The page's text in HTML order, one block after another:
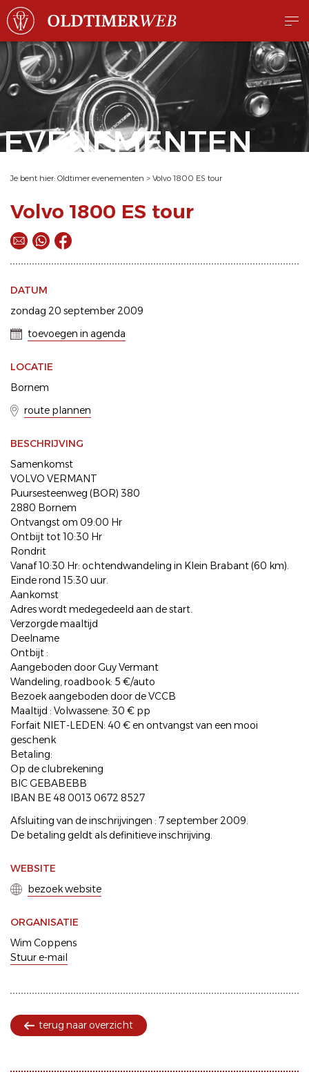
EVENEMENTEN
Je bent hier: Oldtimer evenementen > Volvo 1800 ES tour
Volvo 1800 ES tour
DATUM
zondag 20 september 2009
toevoegen in agenda
LOCATIE
Bornem
route plannen
BESCHRIJVING
Samenkomst
VOLVO VERMANT
Puursesteenweg (BOR) 380
2880 Bornem
Ontvangst om 09:00 Hr
Ontbijt tot 10:30 Hr
Rondrit
Vanaf 10:30 Hr: ochtendwandeling in Klein Brabant (60 km).
Einde rond 15:30 uur.
Aankomst
Adres wordt medegedeeld aan de start.
Verzorgde maaltijd
Deelname
Ontbijt :
Aangeboden door Guy Vermant
Wandeling, roadbook: 5 €/auto
Bezoek aangeboden door de VCCB
Maaltijd : Volwassene: 30 € pp
Forfait NIET-LEDEN: 40 € en ontvangst van een mooi
geschenk
Betaling:
Op de clubrekening
BIC GEBABEBB
IBAN BE 48 0013 0672 8527
Afsluiting van de inschrijvingen : 7 september 2009.
De betaling geldt als definitieve inschrijving.
WEBSITE
bezoek website
ORGANISATIE
Wim Coppens
Stuur e-mail
terug naar overzicht